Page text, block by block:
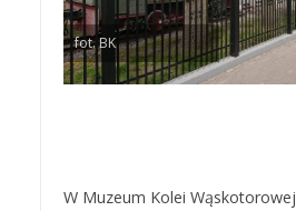
fot. BK
W Muzeum Kolei